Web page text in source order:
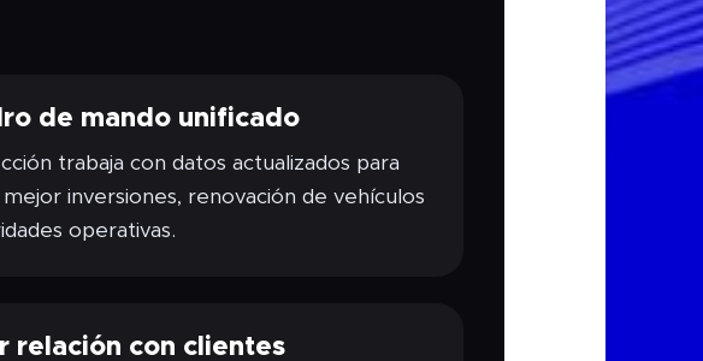
de mando unificado
trabaja con datos actualizados para
inversiones, renovación de vehículos
operativas.
relación con clientes